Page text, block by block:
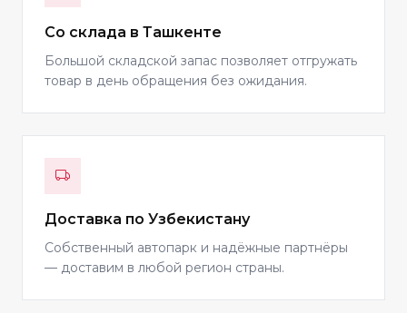
Со склада в Ташкенте
Большой складской запас позволяет отгружать
товар в день обращения без ожидания.
Доставка по Узбекистану
Собственный автопарк и надёжные партнёры
— доставим в любой регион страны.